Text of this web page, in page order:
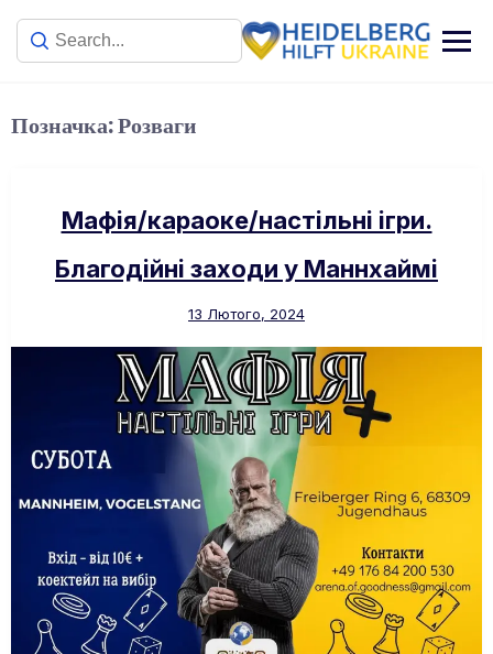
Позначка:Розваги
Мафія/караоке/настільні ігри.
Благодійні заходи у Маннхаймі
13 Лютого, 2024